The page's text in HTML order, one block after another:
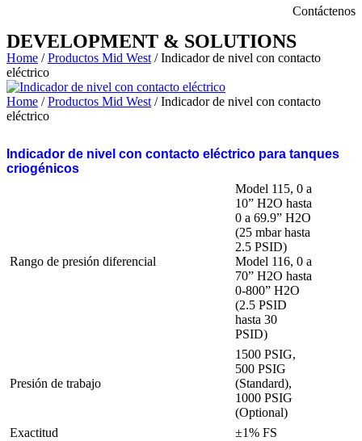
Contáctenos
DEVELOPMENT & SOLUTIONS
Home /Productos Mid West / Indicador de nivel con contacto
eléctrico
Home /Productos Mid West / Indicador de nivel con contacto
eléctrico
Indicador de nivel con contacto eléctrico para tanques
criogénicos
Rango de presión diferencial
Model 115, 0 a
10” H2O hasta
0 a 69.9” H2O
(25 mbar hasta
2.5 PSID)
Model 116, 0 a
70” H2O hasta
0-800” H2O
(2.5 PSID
hasta 30
PSID)
Presión de trabajo
1500 PSIG,
500 PSIG
(Standard),
1000 PSIG
(Optional)
Exactitud
±1% FS